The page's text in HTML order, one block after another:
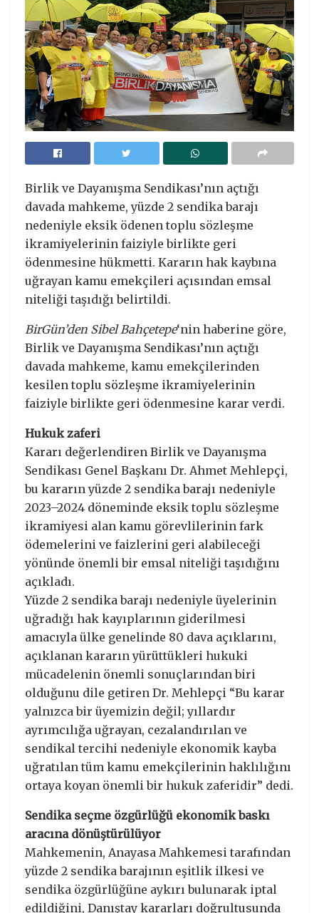
Birlik ve Dayanışma Sendikası’nın açtığı
davada mahkeme, yüzde 2 sendika barajı
nedeniyle eksik ödenen toplu sözleşme
ikramiyelerinin faiziyle birlikte geri
ödenmesine hükmetti. Kararın hak kaybına
uğrayan kamu emekçileri açısından emsal
niteliği taşıdığı belirtildi.
BirGün’den Sibel Bahçetepe‘nin haberine göre,
Birlik ve Dayanışma Sendikası’nın açtığı
davada mahkeme, kamu emekçilerinden
kesilen toplu sözleşme ikramiyelerinin
faiziyle birlikte geri ödenmesine karar verdi.
Hukuk zaferi
Kararı değerlendiren Birlik ve Dayanışma
Sendikası Genel Başkanı Dr. Ahmet Mehlepçi,
bu kararın yüzde 2 sendika barajı nedeniyle
2023–2024 döneminde eksik toplu sözleşme
ikramiyesi alan kamu görevlilerinin fark
ödemelerini ve faizlerini geri alabileceği
yönünde önemli bir emsal niteliği taşıdığını
açıkladı.
Yüzde 2 sendika barajı nedeniyle üyelerinin
uğradığı hak kayıplarının giderilmesi
amacıyla ülke genelinde 80 dava açıklarını,
açıklanan kararın yürüttükleri hukuki
mücadelenin önemli sonuçlarından biri
olduğunu dile getiren Dr. Mehlepçi “Bu karar
yalnızca bir üyemizin değil; yıllardır
ayrımcılığa uğrayan, cezalandırılan ve
sendikal tercihi nedeniyle ekonomik kayba
uğratılan tüm kamu emekçilerinin haklılığını
ortaya koyan önemli bir hukuk zaferidir” dedi.
Sendika seçme özgürlüğü ekonomik baskı
aracına dönüştürülüyor
Mahkemenin, Anayasa Mahkemesi tarafından
yüzde 2 sendika barajının eşitlik ilkesi ve
sendika özgürlüğüne aykırı bulunarak iptal
edildiğini, Danıştay kararları doğrultusunda